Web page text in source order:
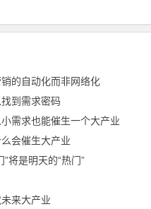
的自动化而非网络化
到需求密码
需求也能催生一个大产业
会催生大产业
将是明天的“热门”
来大产业